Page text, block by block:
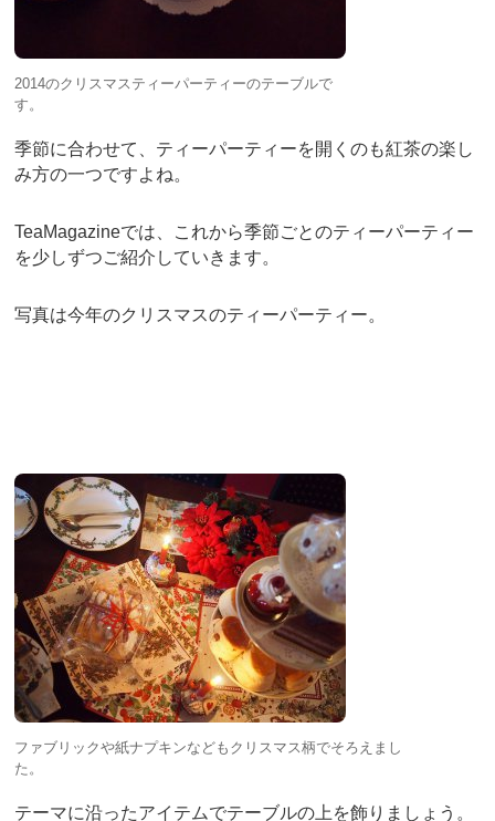
2014のクリスマスティーパーティーのテーブルで
す。
季節に合わせて、ティーパーティーを開くのも紅茶の楽し
み方の一つですよね。
TeaMagazineでは、これから季節ごとのティーパーティー
を少しずつご紹介していきます。
写真は今年のクリスマスのティーパーティー。
ファブリックや紙ナプキンなどもクリスマス柄でそろえまし
た。
テーマに沿ったアイテムでテーブルの上を飾りましょう。